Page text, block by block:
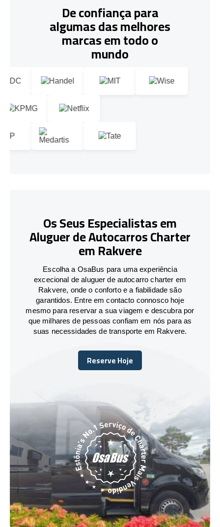
De confiança para
algumas das melhores
marcas em todo o
mundo
Os Seus Especialistas em
Aluguer de Autocarros Charter
em Rakvere
Escolha a OsaBus para uma experiência
excecional de aluguer de autocarro charter em
Rakvere, onde o conforto e a fiabilidade são
garantidos. Entre em contacto connosco hoje
mesmo para reservar a sua viagem e descubra por
que milhares de pessoas confiam em nós para as
suas necessidades de transporte em Rakvere.
Reserve Hoje
Reserve Hoje